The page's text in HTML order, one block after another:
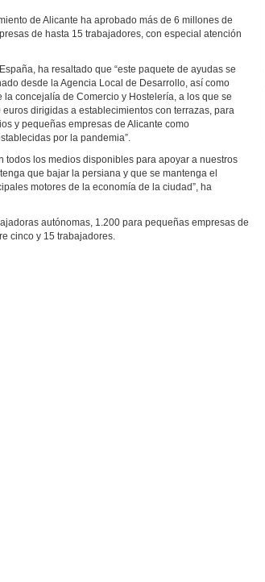
de Alicante ha aprobado más de 6 millones de
de hasta 15 trabajadores, con especial atención
ha resaltado que “este paquete de ayudas se
desde la Agencia Local de Desarrollo, así como
concejalía de Comercio y Hostelería, a los que se
dirigidas a establecimientos con terrazas, para
y pequeñas empresas de Alicante como
por la pandemia”.
todos los medios disponibles para apoyar a nuestros
que bajar la persiana y que se mantenga el
motores de la economía de la ciudad”, ha
autónomas, 1.200 para pequeñas empresas de
cinco y 15 trabajadores.